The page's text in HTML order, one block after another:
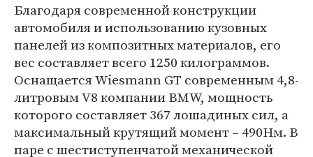
Благодаря современной конструкции
автомобиля и использованию кузовных
панелей из композитных материалов, его
вес составляет всего 1250 килограммов.
Оснащается Wiesmann GT современным 4,8-
литровым V8 компании BMW, мощность
которого составляет 367 лошадиных сил, а
максимальный крутящий момент – 490Нм. В
паре с шестиступенчатой механической